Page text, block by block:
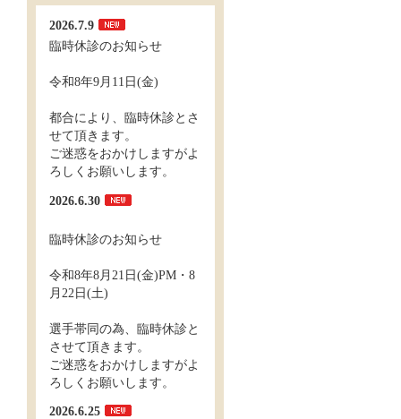
2026.7.9
臨時休診のお知らせ
令和8年9月11日(金)
都合により、臨時休診とさ
せて頂きます。
ご迷惑をおかけしますがよ
ろしくお願いします。
2026.6.30
臨時休診のお知らせ
令和8年8月21日(金)PM・8
月22日(土)
選手帯同の為、臨時休診と
させて頂きます。
ご迷惑をおかけしますがよ
ろしくお願いします。
2026.6.25